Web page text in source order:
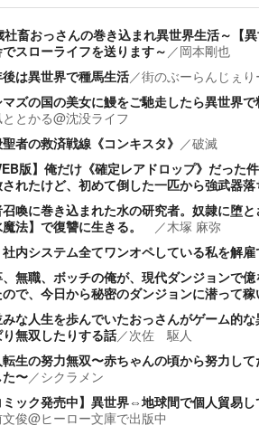
社畜おっさんの巻き込まれ異世界生活～【
スローライフを送ります～ ／岡本剛也
後は異世界で種馬生活／街のぶーらんじぇり
マズの国の美女に鰻をご馳走したら異世界
とかる@沈没ライフ
者の救済戦線《コンキスタ》 ／破滅
版】俺だけ《確定レアドロップ》だった
れたけど、初めて倒した一匹から強武器落
召喚に巻き込まれた水の研究者。奴隷に堕
魔法】で復讐に生きる。
／木塚 麻弥
社内システム全てワンオペしている私を解雇
無職、ボッチの俺が、現代ダンジョンで
ので、今日から秘密のダンジョンに潜って
みな人生を歩んでいたおっさんがゲーム的
り無双したりする話／次佐 駆人
転生の努力無双〜赤ちゃんの頃から努力し
た〜／シクラメン
ミック発売中】異世界⇔地球間で個人貿易し
俊@ヒーロー文庫で出版中